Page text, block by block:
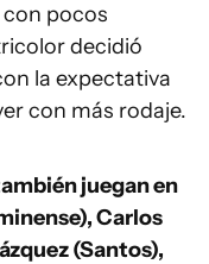
pocos
decidió
la expectativa
con más rodaje.
juegan en
Carlos
(Santos),